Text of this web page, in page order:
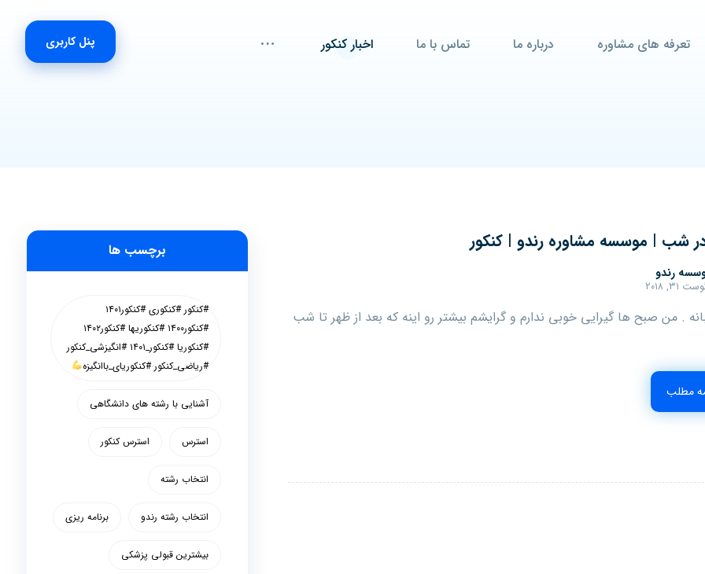
تعرفه های مشاوره درباره ما تماس با ما اخبار کنکور پنل کاربری
شب | موسسه مشاوره رندو | کنکور
رندو
۳۱, ۲۰۱۸
. من صبح ها گیرایی خوبی ندارم و گرایشم بیشتر رو اینه که بعد از ظهر تا شب
مطلب
برچسب ها
#کنکور #کنکوری #کنکور۱۴۰۱
#کنکور۱۴۰۰ #کنکوریها #کنکور۱۴۰۲
#کنکوریا #کنکور_۱۴۰۱ #انگیزشی_کنکور
#ریاضی_کنکور #کنکوریای_باانگیزه
آشنایی با رشته های دانشگاهی
استرس استرس کنکور
انتخاب رشته
انتخاب رشته رندو برنامه ریزی
بیشترین قبولی پزشکی